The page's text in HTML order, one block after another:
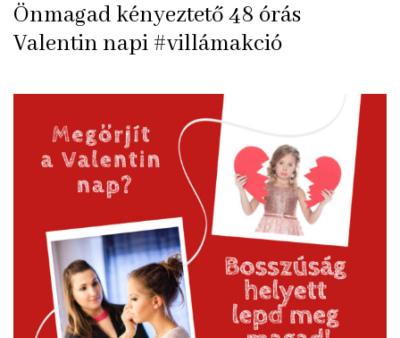
Önmagad kényeztető 48 órás
Valentin napi #villámakció